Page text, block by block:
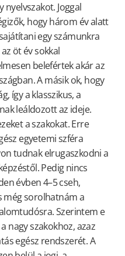
nyelvszakot. Joggal
hogy három év alatt
egy számunkra
öt év sokkal
belefértek akár az
A másik ok, hogy
így a klasszikus, a
leáldozott az ideje.
a szakokat. Erre
egyetemi szféra
tudnak elrugaszkodni a
Pedig nincs
évben 4–5 cseh,
még sorolhatnám a
Szerintem e
nagy szakokhoz, azaz
egész rendszerét. A